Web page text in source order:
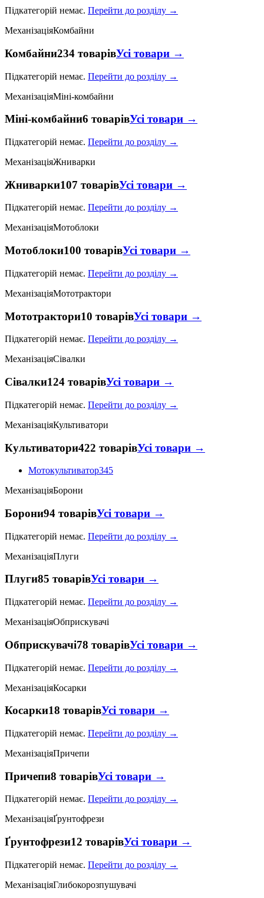
Підкатегорій немає. Перейти до розділу →
МеханізаціяКомбайни
Комбайни234 товарівУсі товари →
Підкатегорій немає. Перейти до розділу →
МеханізаціяМіні-комбайни
Міні-комбайни6 товарівУсі товари →
Підкатегорій немає. Перейти до розділу →
МеханізаціяЖниварки
Жниварки107 товарівУсі товари →
Підкатегорій немає. Перейти до розділу →
МеханізаціяМотоблоки
Мотоблоки100 товарівУсі товари →
Підкатегорій немає. Перейти до розділу →
МеханізаціяМототрактори
Мототрактори10 товарівУсі товари →
Підкатегорій немає. Перейти до розділу →
МеханізаціяСівалки
Сівалки124 товарівУсі товари →
Підкатегорій немає. Перейти до розділу →
МеханізаціяКультиватори
Культиватори422 товарівУсі товари →
Мотокультиватор345
МеханізаціяБорони
Борони94 товарівУсі товари →
Підкатегорій немає. Перейти до розділу →
МеханізаціяПлуги
Плуги85 товарівУсі товари →
Підкатегорій немає. Перейти до розділу →
МеханізаціяОбприскувачі
Обприскувачі78 товарівУсі товари →
Підкатегорій немає. Перейти до розділу →
МеханізаціяКосарки
Косарки18 товарівУсі товари →
Підкатегорій немає. Перейти до розділу →
МеханізаціяПричепи
Причепи8 товарівУсі товари →
Підкатегорій немає. Перейти до розділу →
МеханізаціяҐрунтофрези
Ґрунтофрези12 товарівУсі товари →
Підкатегорій немає. Перейти до розділу →
МеханізаціяГлибокорозпушувачі